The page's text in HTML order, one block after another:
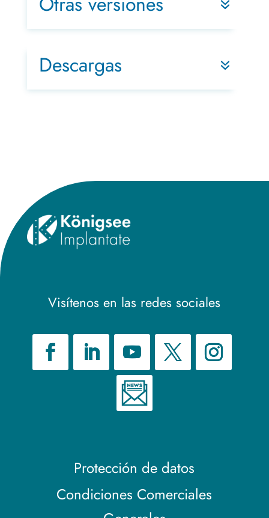
Descargas
Visítenos en las redes sociales
Protección de datos
Condiciones Comerciales